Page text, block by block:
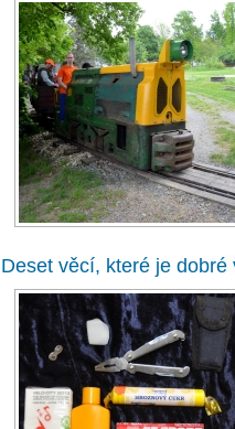
Deset věcí, které je